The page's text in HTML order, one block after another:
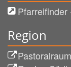
Region